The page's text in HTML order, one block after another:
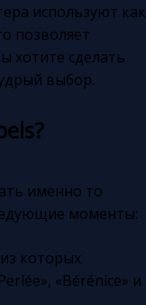
используют как
позволяет
хотите сделать
выбор.
именно то
моменты:
которых
«Bérénice» и